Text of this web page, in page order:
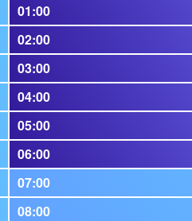
01:00
02:00
03:00
04:00
05:00
06:00
07:00
08:00